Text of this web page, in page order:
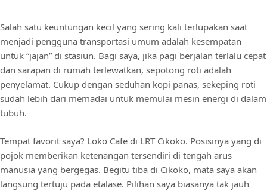
Salah satu keuntungan kecil yang sering kali terlupakan saat
menjadi pengguna transportasi umum adalah kesempatan
untuk “jajan” di stasiun. Bagi saya, jika pagi berjalan terlalu cepat
dan sarapan di rumah terlewatkan, sepotong roti adalah
penyelamat. Cukup dengan seduhan kopi panas, sekeping roti
sudah lebih dari memadai untuk memulai mesin energi di dalam
tubuh.
Tempat favorit saya? Loko Cafe di LRT Cikoko. Posisinya yang di
pojok memberikan ketenangan tersendiri di tengah arus
manusia yang bergegas. Begitu tiba di Cikoko, mata saya akan
langsung tertuju pada etalase. Pilihan saya biasanya tak jauh